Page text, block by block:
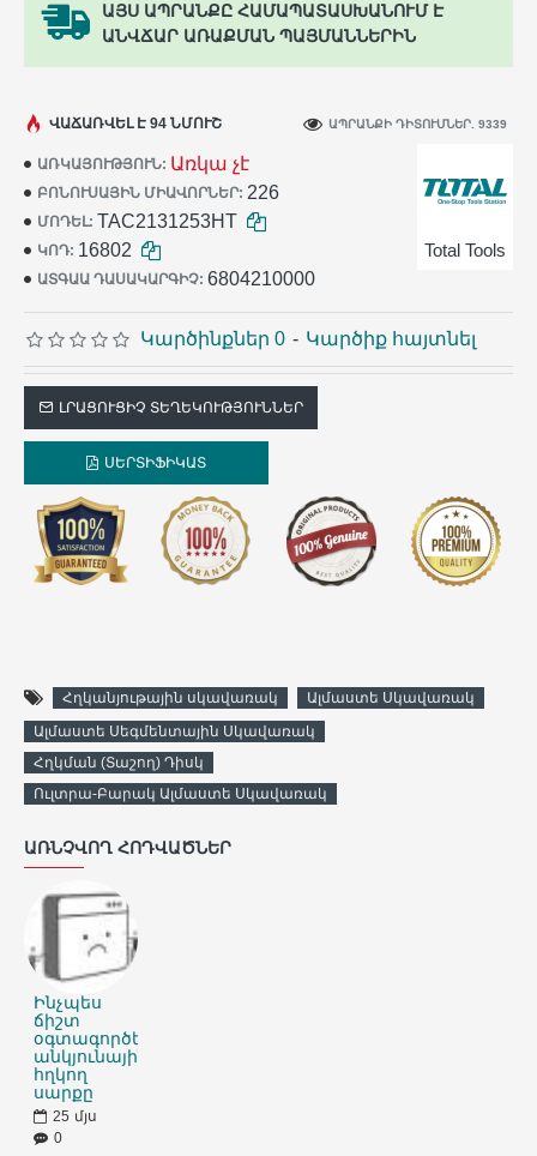
ԱՅՍ ԱՊՐԱՆՔԸ ՀԱՄԱՊԱՏԱՍԽԱՆՈՒՄ Է
ԱՆՎՃԱՐ ԱՌԱՔՄԱՆ ՊԱՅՄԱՆՆԵՐԻՆ
ԱՌԿԱՅՈՒԹՅՈՒՆ: Առկա չէ
ԲՈՆՈՒՍԱՅԻՆ ՄԻԱՎՈՐՆԵՐ: 226
ՄՈԴԵԼ: TAC2131253HT
ԿՈԴ: 16802
ԱՏԳԱԱ ԴԱՍԱԿԱՐԳԻՉ: 6804210000
Total Tools
ՎԱՃԱՌՎԵԼ Է 94 ՆՄՈՒՇ ԱՊՐԱՆՔԻ ԴԻՏՈՒՄՆԵՐ. 9339
Կարծինքներ 0 - Կարծիք հայտնել
ԼՐԱՑՈՒՑԻՉ ՏԵՂԵԿՈՒԹՅՈՒՆՆԵՐ
ՍԵՐՏԻՖԻԿԱՏ
Հղկանյութային սկավառակ
Ալմաստե Սկավառակ
Ալմաստե Սեգմենտային Սկավառակ
Հղկման (Տաշող) Դիսկ
Ուլտրա-Բարակ Ալմաստե Սկավառակ
ԱՌՆՉՎՈՂ ՀՈԴՎԱԾՆԵՐ
Ինչպես
ճիշտ
օգտագործել
անկյունային
հղկող
սարքը
25 մյս
0